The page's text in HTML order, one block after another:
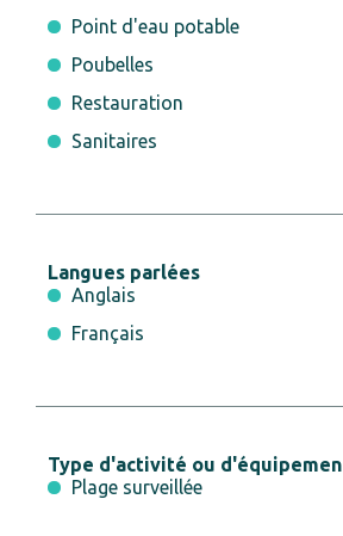
Point d'eau potable
Poubelles
Restauration
Sanitaires
Langues parlées
Anglais
Français
Type d'activité ou d'équipemen
Plage surveillée